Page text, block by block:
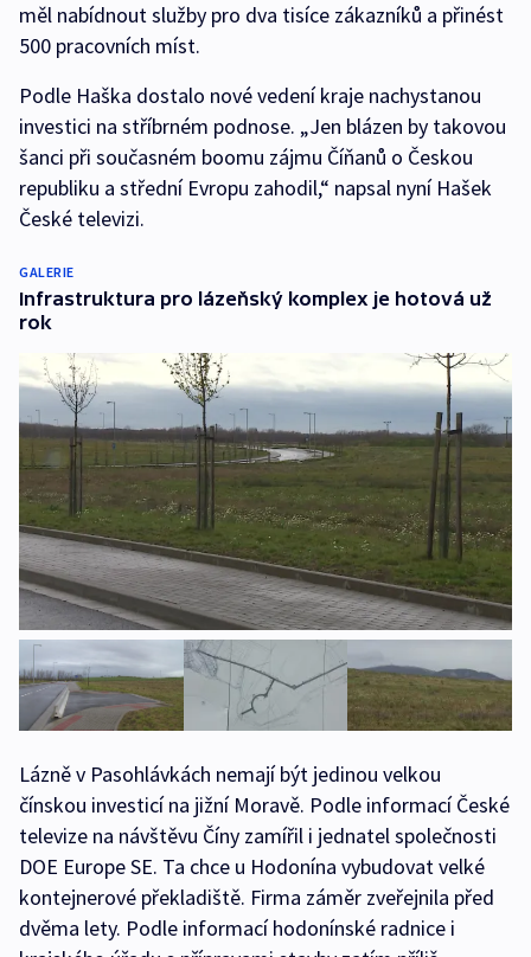
měl nabídnout služby pro dva tisíce zákazníků a přinést
500 pracovních míst.
Podle Haška dostalo nové vedení kraje nachystanou
investici na stříbrném podnose. „Jen blázen by takovou
šanci při současném boomu zájmu Číňanů o Českou
republiku a střední Evropu zahodil,“ napsal nyní Hašek
České televizi.
GALERIE
Infrastruktura pro lázeňský komplex je hotová už
rok
Lázně v Pasohlávkách nemají být jedinou velkou
čínskou investicí na jižní Moravě. Podle informací České
televize na návštěvu Číny zamířil i jednatel společnosti
DOE Europe SE. Ta chce u Hodonína vybudovat velké
kontejnerové překladiště. Firma záměr zveřejnila před
dvěma lety. Podle informací hodonínské radnice i